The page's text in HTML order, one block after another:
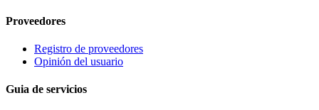
Proveedores
Registro de proveedores
Opinión del usuario
Guia de servicios